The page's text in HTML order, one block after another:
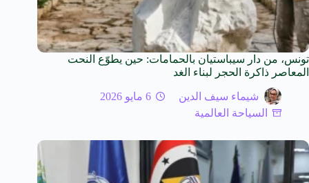
تونس، من دار سيباستيان بالحمامات: حين يطوّع النحت
المعاصر ذاكرة الحجر لبناء الغد
شيماء سيف الدين
6 مايو 2026
السياحة العالمية